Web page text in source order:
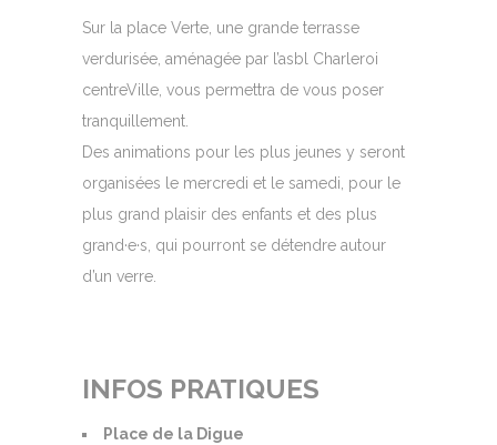
Sur la place Verte, une grande terrasse
verdurisée, aménagée par l’asbl Charleroi
centreVille, vous permettra de vous poser
tranquillement.
Des animations pour les plus jeunes y seront
organisées le mercredi et le samedi, pour le
plus grand plaisir des enfants et des plus
grand·e·s, qui pourront se détendre autour
d’un verre.
INFOS PRATIQUES
Place de la Digue